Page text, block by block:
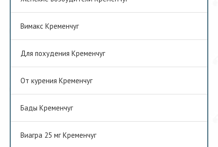
Вимакс Кременчуг
Для похудения Кременчуг
От курения Кременчуг
Бады Кременчуг
Виагра 25 мг Кременчуг